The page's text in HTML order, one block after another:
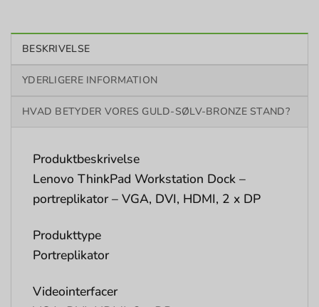
BESKRIVELSE
YDERLIGERE INFORMATION
HVAD BETYDER VORES GULD-SØLV-BRONZE STAND?
Produktbeskrivelse
Lenovo ThinkPad Workstation Dock –
portreplikator – VGA, DVI, HDMI, 2 x DP
Produkttype
Portreplikator
Videointerfacer